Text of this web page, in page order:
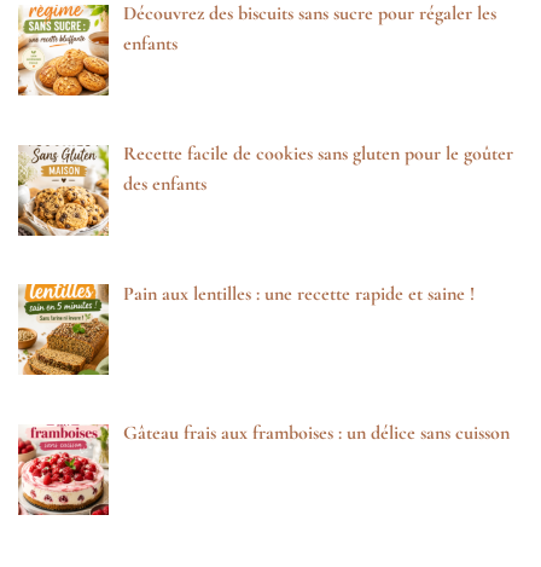
Découvrez des biscuits sans sucre pour régaler les
enfants
Recette facile de cookies sans gluten pour le goûter
des enfants
Pain aux lentilles : une recette rapide et saine !
Gâteau frais aux framboises : un délice sans cuisson